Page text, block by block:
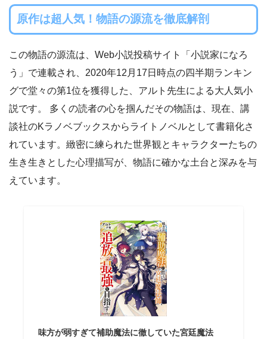
原作は超人気！物語の源流を徹底解剖
この物語の源流は、Web小説投稿サイト「小説家になろ
う」で連載され、2020年12月17日時点の四半期ランキン
グで堂々の第1位を獲得した、アルト先生による大人気小
説です。 多くの読者の心を掴んだその物語は、現在、講
談社のKラノベブックスからライトノベルとして書籍化さ
れています。緻密に練られた世界観とキャラクターたちの
生き生きとした心理描写が、物語に確かな土台と深みを与
えています。
味方が弱すぎて補助魔法に徹していた宮廷魔法